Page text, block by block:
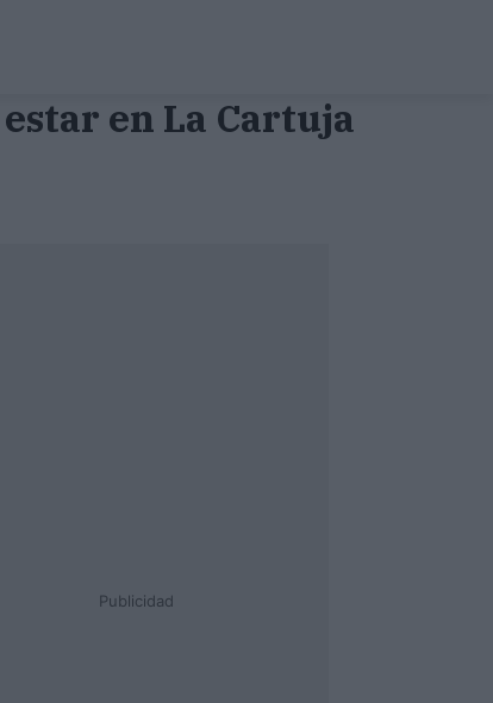
en La Cartuja
Publicidad